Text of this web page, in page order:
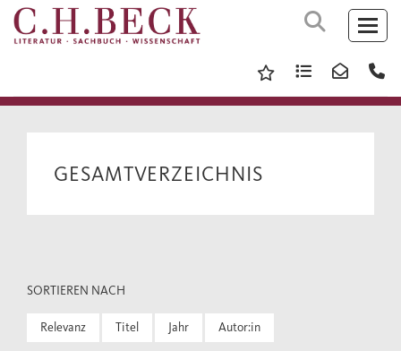
GESAMTVERZEICHNIS
SORTIEREN NACH
Relevanz Titel Jahr Autor:in